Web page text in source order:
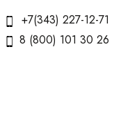
+7(343) 227-12-71
8 (800) 101 30 26